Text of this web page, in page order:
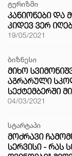
ტურიზმი
ᲙᲐᲜᲘᲝᲜᲔᲑᲘ ᲓᲐ
ᲙᲘᲓᲔᲕ ᲕᲔᲠ
19/05/2021
ბიზნესი
ᲛᲘᲮᲝ
ᲐᲒᲠᲐᲠᲣᲚᲘ
ᲡᲔᲥᲢᲔᲛᲑᲔᲠᲨᲘ
04/03/2021
სტარტაპი
ᲛᲝᲫᲠᲐᲕᲘ
ᲡᲔᲠᲕᲘᲡᲘ - ᲠᲐᲡ